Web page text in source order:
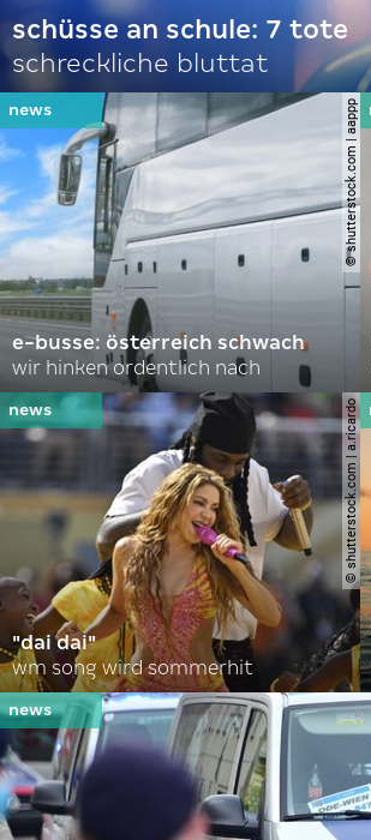
schüsse an schule: 7 tote
schreckliche bluttat
© shutterstock.com | aappp
e-busse: österreich schwach
wir hinken ordentlich nach
© shutterstock.com | a.ricardo
"dai dai"
wm song wird sommerhit